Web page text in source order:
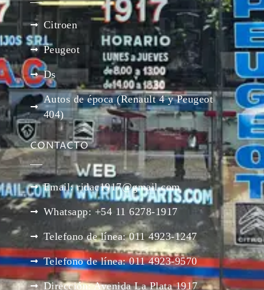
Citroen
Peugeot
Ds
Autos de época (Renault 4 y Peugeot
404)
CONTACTO
Email: ridac1917@gmail.com
Whatsapp: +54 11 6278-1917
Telefono de línea: 011 4923-1247
Telefono de línea: 011 4923-9570
Dirección: Avenida La Plata 1917